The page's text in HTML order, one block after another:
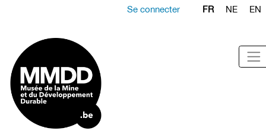
Se connecter FR NE EN